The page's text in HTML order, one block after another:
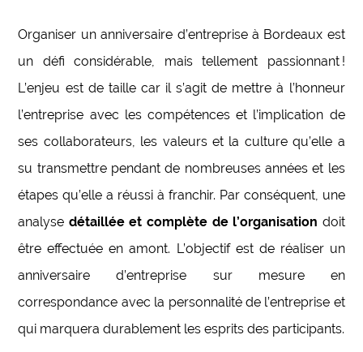
Organiser un anniversaire d’entreprise à Bordeaux est
un défi considérable, mais tellement passionnant !
L’enjeu est de taille car il s’agit de mettre à l’honneur
l’entreprise avec les compétences et l’implication de
ses collaborateurs, les valeurs et la culture qu’elle a
su transmettre pendant de nombreuses années et les
étapes qu’elle a réussi à franchir. Par conséquent, une
analyse détaillée et complète de l’organisation doit
être effectuée en amont. L’objectif est de réaliser un
anniversaire d’entreprise sur mesure en
correspondance avec la personnalité de l’entreprise et
qui marquera durablement les esprits des participants.